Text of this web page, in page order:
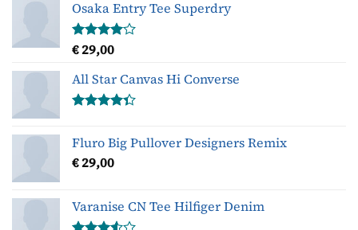
Osaka Entry Tee Superdry
Gewaardeerd
uit
5
€29,00
All Star Canvas Hi Converse
Fluro Big Pullover Designers Remix
€29,00
Varanise CN Tee Hilfiger Denim